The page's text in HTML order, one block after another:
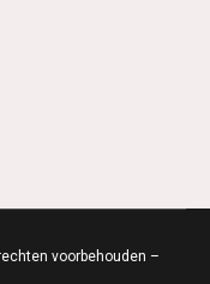
voorbehouden –